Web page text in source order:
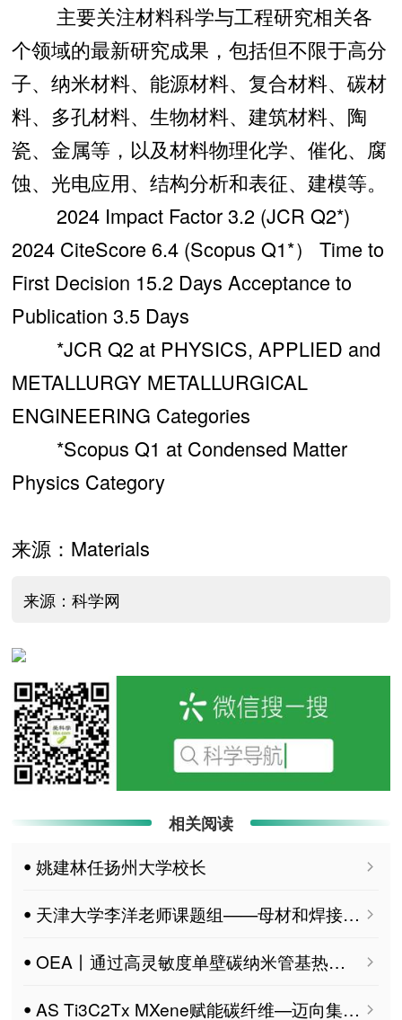
主要关注材料科学与工程研究相关各
个领域的最新研究成果，包括但不限于高分
子、纳米材料、能源材料、复合材料、碳材
料、多孔材料、生物材料、建筑材料、陶
瓷、金属等，以及材料物理化学、催化、腐
蚀、光电应用、结构分析和表征、建模等。
2024 Impact Factor 3.2 (JCR Q2*)
2024 CiteScore 6.4 (Scopus Q1*） Time to
First Decision 15.2 Days Acceptance to
Publication 3.5 Days
*JCR Q2 at PHYSICS, APPLIED and
METALLURGY METALLURGICAL
ENGINEERING Categories
*Scopus Q1 at Condensed Matter
Physics Category
来源：Materials
来源：科学网
相关阅读
ꔷ 姚建林任扬州大学校长
ꔷ 天津大学李洋老师课题组——母材和焊接材料的结晶度对CFPA6超声波焊接接头力学性能的影响
ꔷ OEA丨通过高灵敏度单壁碳纳米管基热释电光电晶体管实现室温宽波段红外探测
ꔷ AS Ti3C2Tx MXene赋能碳纤维—迈向集成结构-功能一体化复合材料的范式转变